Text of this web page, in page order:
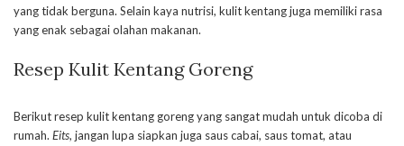
yang tidak berguna. Selain kaya nutrisi, kulit kentang juga memiliki rasa
yang enak sebagai olahan makanan.
Resep Kulit Kentang Goreng
Berikut resep kulit kentang goreng yang sangat mudah untuk dicoba di
rumah. Eits, jangan lupa siapkan juga saus cabai, saus tomat, atau